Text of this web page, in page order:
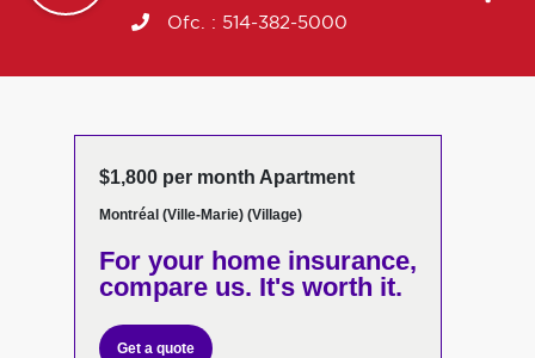
Ofc. : 514-382-5000
$1,800 per month Apartment
Montréal (Ville-Marie) (Village)
For your home insurance,
compare us. It's worth it.
Get a quote